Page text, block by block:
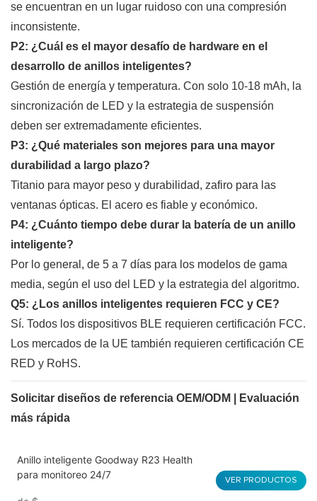
se encuentran en un lugar ruidoso con una compresión
inconsistente.
P2: ¿Cuál es el mayor desafío de hardware en el
desarrollo de anillos inteligentes?
Gestión de energía y temperatura. Con solo 10-18 mAh, la
sincronización de LED y la estrategia de suspensión
deben ser extremadamente eficientes.
P3: ¿Qué materiales son mejores para una mayor
durabilidad a largo plazo?
Titanio para mayor peso y durabilidad, zafiro para las
ventanas ópticas. El acero es fiable y económico.
P4: ¿Cuánto tiempo debe durar la batería de un anillo
inteligente?
Por lo general, de 5 a 7 días para los modelos de gama
media, según el uso del LED y la estrategia del algoritmo.
Q5: ¿Los anillos inteligentes requieren FCC y CE?
Sí. Todos los dispositivos BLE requieren certificación FCC.
Los mercados de la UE también requieren certificación CE
RED y RoHS.
Solicitar diseños de referencia OEM/ODM | Evaluación
más rápida
Anillo inteligente Goodway R23 Health
para monitoreo 24/7
VER PRODUCTOS